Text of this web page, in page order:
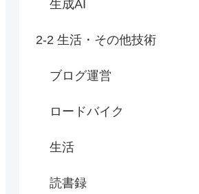
生成AI
2-2 生活・その他技術
ブログ運営
ロードバイク
生活
読書録